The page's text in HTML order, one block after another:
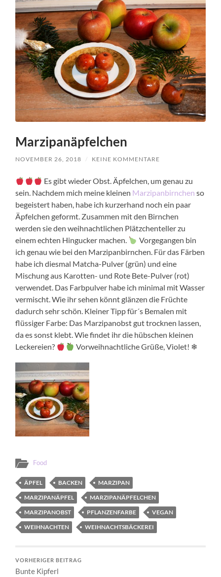
Marzipanäpfelchen
NOVEMBER 26, 2018 / KEINE KOMMENTARE
Es gibt wieder Obst. Äpfelchen, um genau zu
sein. Nachdem mich meine kleinen Marzipanbirnchen so
begeistert haben, habe ich kurzerhand noch ein paar
Äpfelchen geformt. Zusammen mit den Birnchen
werden sie den weihnachtlichen Plätzchenteller zu
einem echten Hingucker machen.
Vorgegangen bin
ich genau wie bei den Marzipanbirnchen. Für das Färben
habe ich diesmal Matcha-Pulver (grün) und eine
Mischung aus Karotten- und Rote Bete-Pulver (rot)
verwendet. Das Farbpulver habe ich minimal mit Wasser
vermischt. Wie ihr sehen könnt glänzen die Früchte
dadurch sehr schön. Kleiner Tipp für´s Bemalen mit
flüssiger Farbe: Das Marzipanobst gut trocknen lassen,
da es sonst klebt. Wie findet ihr die hübschen kleinen
Leckereien?
Vorweihnachtliche Grüße, Violet! ❄
Food
ÄPFEL BACKEN
MARZIPAN
MARZIPANÄPFEL
MARZIPANÄPFELCHEN
MARZIPANOBST
PFLANZENFARBE
VEGAN
WEIHNACHTEN
WEIHNACHTSBÄCKEREI
VORHERIGER BEITRAG
Bunte Kipferl